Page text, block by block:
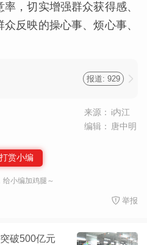
，切实增强群众获得感、
反映的操心事、烦心事、
报道: 929
来源： i内江
编辑：
唐中明
打赏小编
给小编加鸡腿～
举报
破500亿元